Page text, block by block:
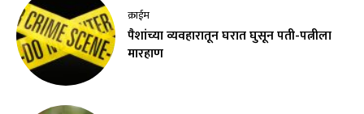
क्राईम
पैशांच्या व्यवहारातून घरात घुसून पती-पत्नीला
मारहाण